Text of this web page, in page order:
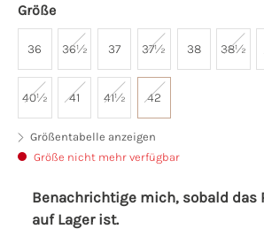
Größe
36 36½ 37 37½ 38 38½
40½ 41 41½ 42
Größentabelle anzeigen
Größe nicht mehr verfügbar
Benachrichtige mich, sobald das
auf Lager ist.